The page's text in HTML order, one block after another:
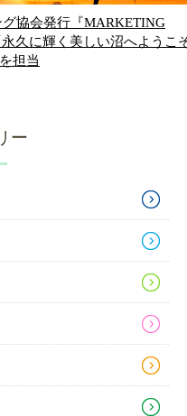
協会発行『MARKETING
久に輝く美しい沼へようこ
担当
ー